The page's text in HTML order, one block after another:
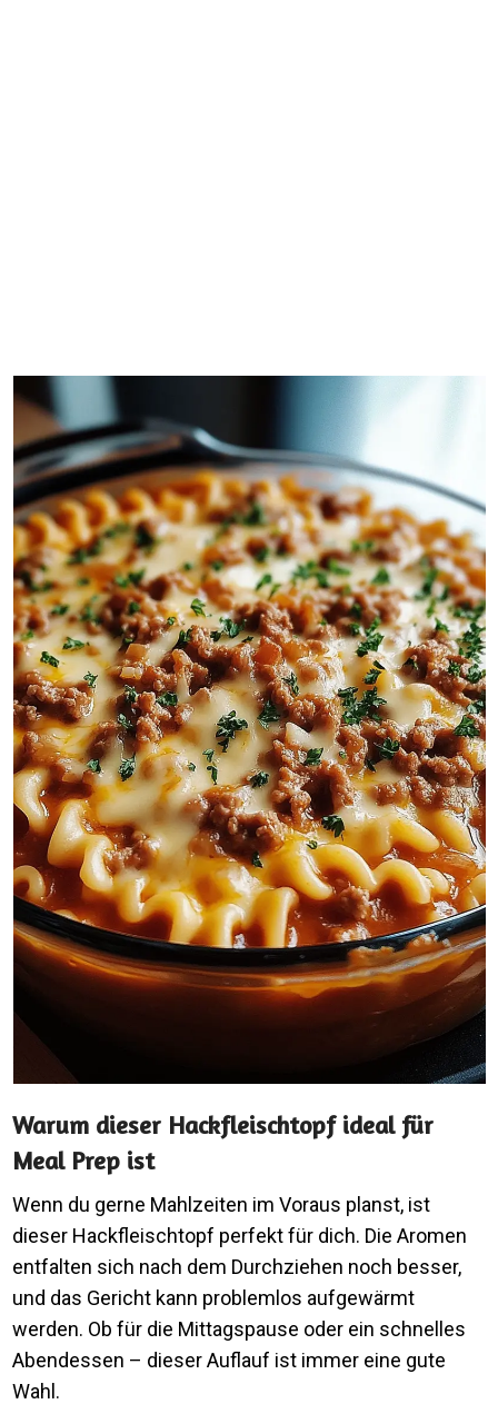
Warum dieser Hackfleischtopf ideal für
Meal Prep ist
Wenn du gerne Mahlzeiten im Voraus planst, ist
dieser Hackfleischtopf perfekt für dich. Die Aromen
entfalten sich nach dem Durchziehen noch besser,
und das Gericht kann problemlos aufgewärmt
werden. Ob für die Mittagspause oder ein schnelles
Abendessen – dieser Auflauf ist immer eine gute
Wahl.